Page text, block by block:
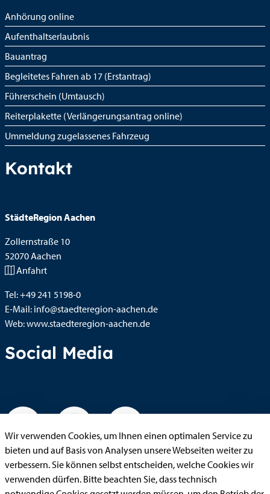
Anhörung online
Aufenthaltserlaubnis
Bauantrag
Begleitetes Fahren ab 17 (Erstantrag)
Führerschein (Umtausch)
Reiterplakette (Verlängerungsantrag online)
Ummeldung zugelassenes Fahrzeug
Kontakt
StädteRegion Aachen
Zollernstraße 10
52070Aachen
Anfahrt
Tel:+49 241 5198-0
E-Mail: info@staedteregion-aachen.de
Web:www.staedteregion-aachen.de
Social Media
Wir verwenden Cookies, um Ihnen einen optimalen Service zu
bieten und auf Basis von Analysen unsere Webseiten weiter zu
verbessern. Sie können selbst entscheiden, welche Cookies wir
verwenden dürfen. Bitte beachten Sie, dass technisch